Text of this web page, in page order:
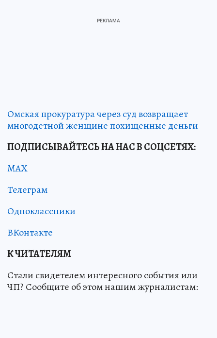
Омская прокуратура через суд возвращает
многодетной женщине похищенные деньги
ПОДПИСЫВАЙТЕСЬ НА НАС В СОЦСЕТЯХ:
MAX
Телеграм
Одноклассники
ВКонтакте
К ЧИТАТЕЛЯМ
Стали свидетелем интересного события или
ЧП? Сообщите об этом нашим журналистам: